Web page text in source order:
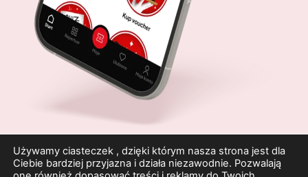
Używamy ciasteczek , dzięki którym nasza strona jest dla
Ciebie bardziej przyjazna i działa niezawodnie. Pozwalają